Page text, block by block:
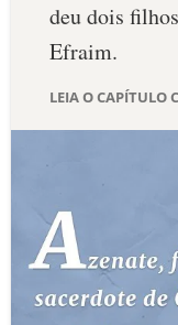
PALAVRA DO DIA
DEVOCIONAL
ESTUDOS BÍBLICOS
ESBOÇOS DE
deu dois
Efraim.
LEIA O CAPÍTULO